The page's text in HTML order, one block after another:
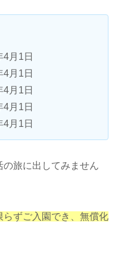
月1日
月1日
月1日
月1日
月1日
旅に出してみません
ずご入園でき、無償化